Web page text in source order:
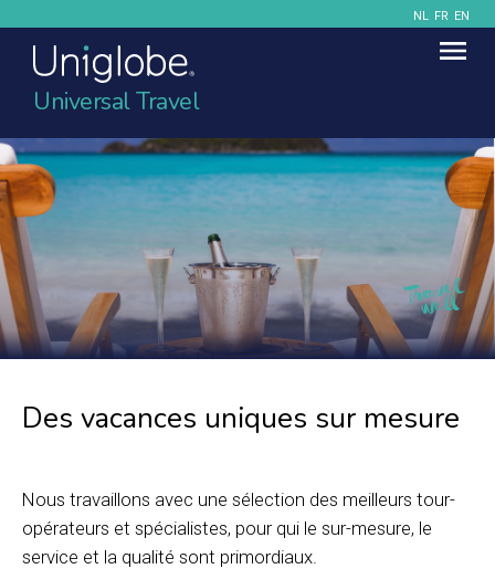
NL FR EN
Universal Travel
Des vacances uniques sur mesure
Nous travaillons avec une sélection des meilleurs tour-
opérateurs et spécialistes, pour qui le sur-mesure, le
service et la qualité sont primordiaux.